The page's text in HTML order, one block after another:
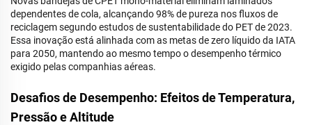
dependentes de cola, alcançando 98% de pureza nos fluxos de
reciclagem segundo estudos de sustentabilidade do PET de 2023.
Essa inovação está alinhada com as metas de zero líquido da IATA
para 2050, mantendo ao mesmo tempo o desempenho térmico
exigido pelas companhias aéreas.
Desafios de Desempenho: Efeitos de Temperatura,
Pressão e Altitude